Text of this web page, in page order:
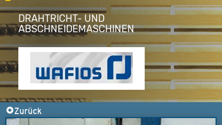
DRAHTRICHT- UND
ABSCHNEIDEMASCHINEN
Zurück